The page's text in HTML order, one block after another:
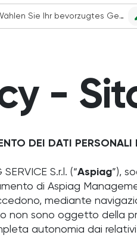
Kein Geschäft ausgewählt. Wählen Sie Ihr bevorzugtes Geschäft, um alle Angebote sehen zu können.
-
DEI DATI
S.r.l. (“Aspiag”),
di Aspiag
mediante
non sono oggetto della
autonomia dai